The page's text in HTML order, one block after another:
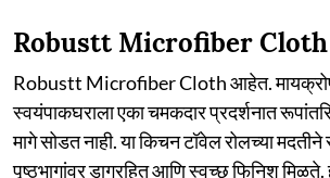
Robustt Microfiber Cloth
Robustt Microfiber Cloth आहेत.
स्वयंपाकघराला एका चमकदार प्रदर्शनात
मागे सोडत नाही. या किचन टॉवेल रोलच्या
पृष्ठभागांवर डागरहित आणि स्वच्छ फिनिश